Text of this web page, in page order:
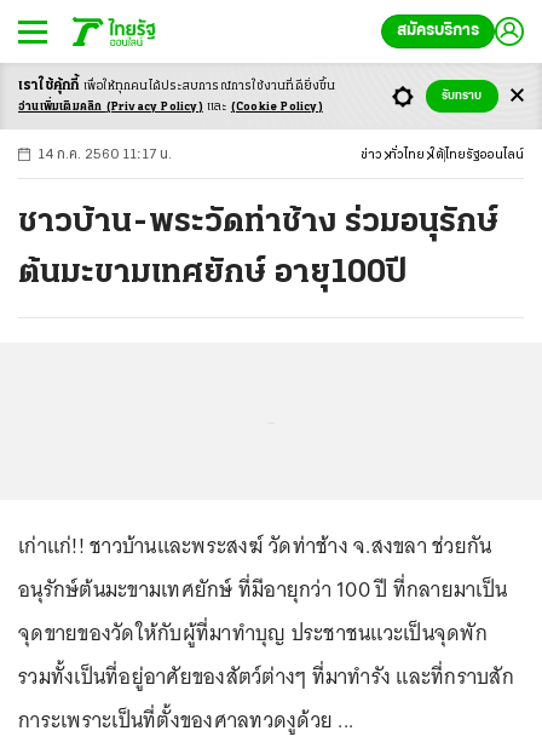
สมัครบริการ
-ก ก ก+
14 ก.ค. 2560 11:17 น. ข่าว ทั่วไทย ใต้ ไทยรัฐออนไลน์
ชาวบ้าน-พระวัดท่าช้าง ร่วมอนุรักษ์
ต้นมะขามเทศยักษ์ อายุ100ปี
เก่าแก่!! ชาวบ้านและพระสงฆ์ วัดท่าช้าง จ.สงขลา ช่วยกัน
อนุรักษ์ต้นมะขามเทศยักษ์ ที่มีอายุกว่า 100 ปี ที่กลายมาเป็น
จุดขายของวัดให้กับผู้ที่มาทำบุญ ประชาชนแวะเป็นจุดพัก
รวมทั้งเป็นที่อยู่อาศัยของสัตว์ต่างๆ ที่มาทำรัง และที่กราบสัก
การะเพราะเป็นที่ตั้งของศาลทวดงูด้วย ...
เราใช้คุ้กกี้ เพื่อให้ทุกคนได้ประสบการณ์การใช้งานที่ดียิ่งขึ้น
อ่านเพิ่มเติมคลิก (Privacy Policy) และ (Cookie Policy)
รับทราบ